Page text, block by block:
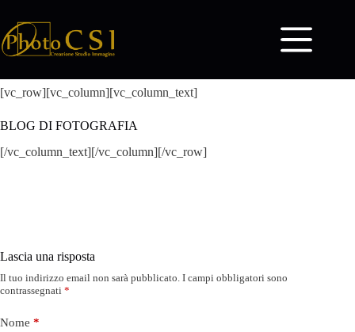
contenuto
Blog di Fotografia
[vc_row][vc_column][vc_column_text]
BLOG DI FOTOGRAFIA
[/vc_column_text][/vc_column][/vc_row]
Lascia una risposta
Il tuo indirizzo email non sarà pubblicato. I campi obbligatori sono
contrassegnati *
Nome *